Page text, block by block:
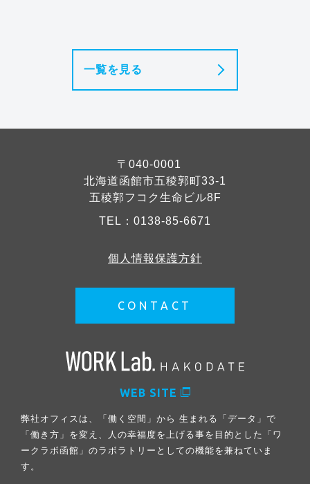
一覧を見る
〒040-0001
北海道函館市五稜郭町33-1
五稜郭フコク生命ビル8F
TEL： 0138-85-6671
個人情報保護方針
CONTACT
WEB SITE
弊社オフィスは、「働く空間」から 生まれる「データ」で
「働き方」を変え、人の幸福度を上げる事を目的とした「ワ
ークラボ函館」のラボラトリーとしての機能を兼ねていま
す。